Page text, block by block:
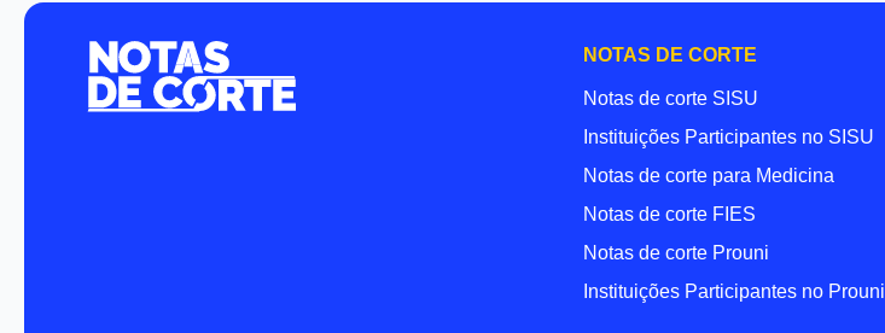
NOTAS DE CORTE
Notas de corte SISU
Instituições Participantes no SISU
Notas de corte para Medicina
Notas de corte FIES
Notas de corte Prouni
Instituições Participantes no Prouni